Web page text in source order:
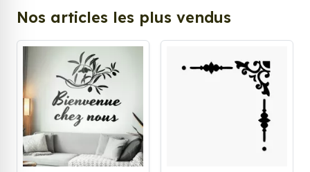
Nos articles les plus vendus